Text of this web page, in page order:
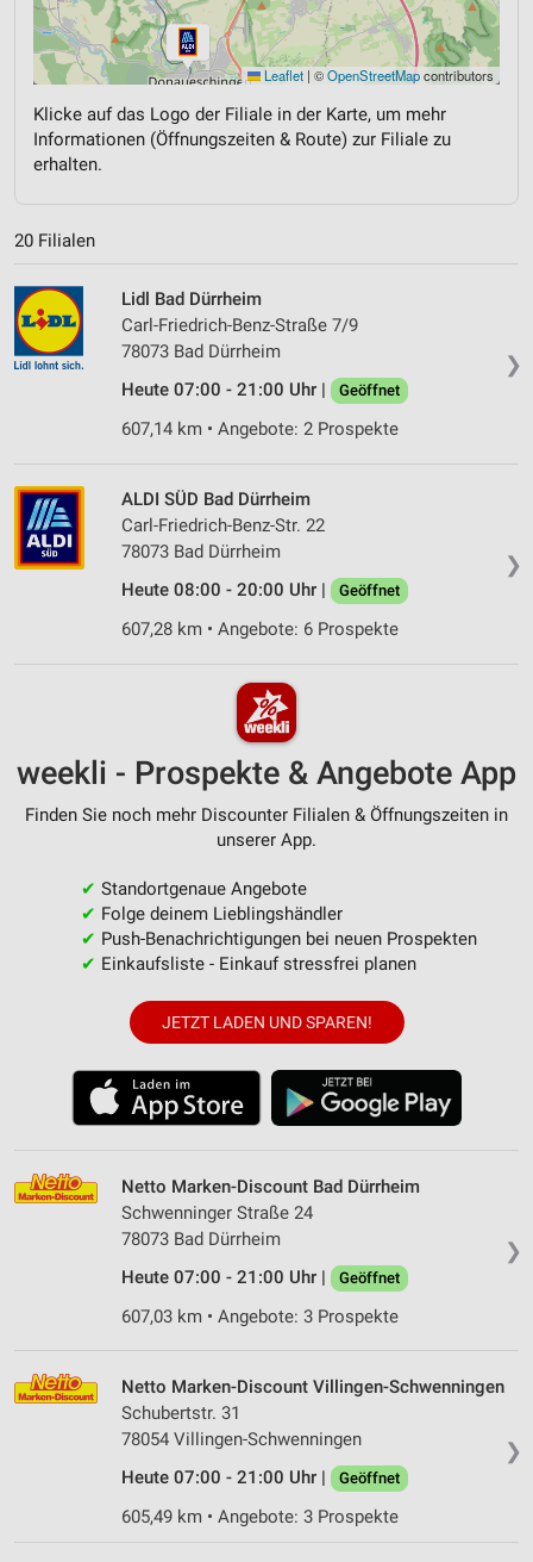
Leaflet | ©OpenStreetMapcontributors
Klicke auf das Logo der Filiale in der Karte, um mehr
Informationen (Öffnungszeiten & Route) zur Filiale zu
erhalten.
20 Filialen
❯
Lidl Bad Dürrheim
Carl-Friedrich-Benz-Straße 7/9
78073 Bad Dürrheim
Heute 07:00 - 21:00 Uhr |
Geöffnet
607,14 km • Angebote: 2 Prospekte
❯
ALDI SÜD Bad Dürrheim
Carl-Friedrich-Benz-Str. 22
78073 Bad Dürrheim
Heute 08:00 - 20:00 Uhr |
Geöffnet
607,28 km • Angebote: 6 Prospekte
weekli - Prospekte & Angebote App
Finden Sie noch mehr Discounter Filialen & Öffnungszeiten in
unserer App.
✔ Standortgenaue Angebote
✔ Folge deinem Lieblingshändler
✔ Push-Benachrichtigungen bei neuen Prospekten
✔ Einkaufsliste - Einkauf stressfrei planen
JETZT LADEN UND SPAREN!
❯
Netto Marken-Discount Bad Dürrheim
Schwenninger Straße 24
78073 Bad Dürrheim
Heute 07:00 - 21:00 Uhr |
Geöffnet
607,03 km • Angebote: 3 Prospekte
❯
Netto Marken-Discount Villingen-Schwenningen
Schubertstr. 31
78054 Villingen-Schwenningen
Heute 07:00 - 21:00 Uhr |
Geöffnet
605,49 km • Angebote: 3 Prospekte